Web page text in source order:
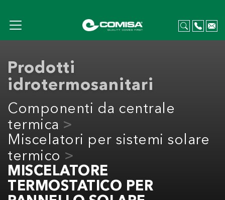
Prodotti
idrotermosanitari
Componenti da centrale
termica
Miscelatori per sistemi solare
termico
MISCELATORE
TERMOSTATICO PER